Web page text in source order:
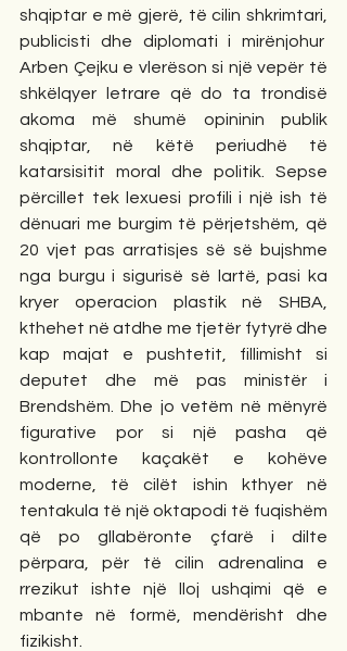
shqiptar e më gjerë, të cilin shkrimtari,
publicisti dhe diplomati i mirënjohur
Arben Çejku e vlerëson si një vepër të
shkëlqyer letrare që do ta trondisë
akoma më shumë opininin publik
shqiptar, në këtë periudhë të
katarsisitit moral dhe politik. Sepse
përcillet tek lexuesi profili i një ish të
dënuari me burgim të përjetshëm, që
20 vjet pas arratisjes së së bujshme
nga burgu i sigurisë së lartë, pasi ka
kryer operacion plastik në SHBA,
kthehet në atdhe me tjetër fytyrë dhe
kap majat e pushtetit, fillimisht si
deputet dhe më pas ministër i
Brendshëm. Dhe jo vetëm në mënyrë
figurative por si një pasha që
kontrollonte kaçakët e kohëve
moderne, të cilët ishin kthyer në
tentakula të një oktapodi të fuqishëm
që po gllabëronte çfarë i dilte
përpara, për të cilin adrenalina e
rrezikut ishte një lloj ushqimi që e
mbante në formë, mendërisht dhe
fizikisht.